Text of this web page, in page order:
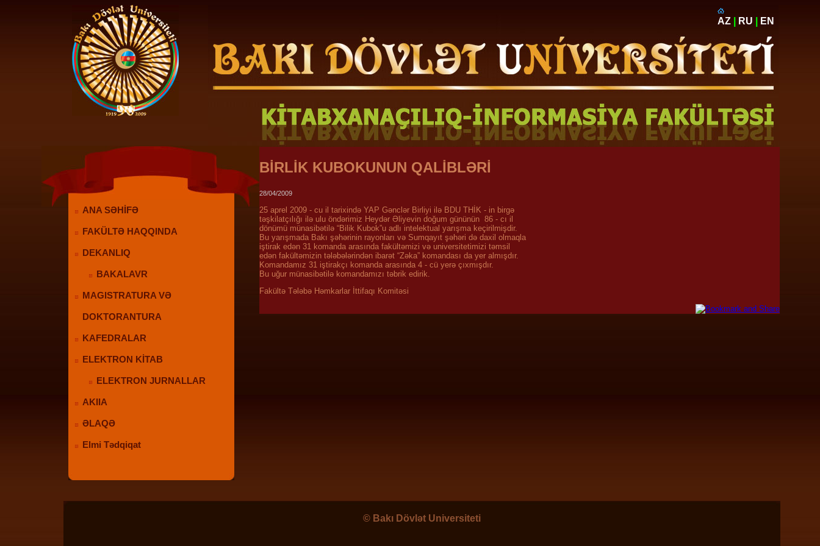
AZ RU EN
ANA SƏHİFƏ
FAKÜLTƏ HAQQINDA
DEKANLIQ
BAKALAVR
MAGISTRATURA VƏ
DOKTORANTURA
KAFEDRALAR
ELEKTRON KİTAB
ELEKTRON JURNALLAR
AKIIA
ƏLAQƏ
Elmi Tədqiqat
BİRLİK KUBOKUNUN QALİBLƏRİ
28/04/2009
25 aprel 2009 - cu il tarixində YAP Gənclər Birliyi ilə BDU THİK - in birgə
təşkilatçılığı ilə ulu öndərimiz Heydər Əliyevin doğum gününün 86 - cı il
dönümü münasibətilə “Bilik Kubok”u adlı intelektual yarışma keçirilmişdir.
Bu yarışmada Bakı şəhərinin rayonları və Sumqayıt şəhəri də daxil olmaqla
iştirak edən 31 komanda arasında fakültəmizi və universitetimizi təmsil
edən fakültəmizin tələbələrindən ibarət “Zəka” komandası da yer almışdır.
Komandamız 31 iştirakçı komanda arasında 4 - cü yerə çıxmışdır.
Bu uğur münasibətilə komandamızı təbrik edirik.
Fakültə Tələbə Həmkarlar İttifaqı Komitəsi
© Bakı Dövlət Universiteti